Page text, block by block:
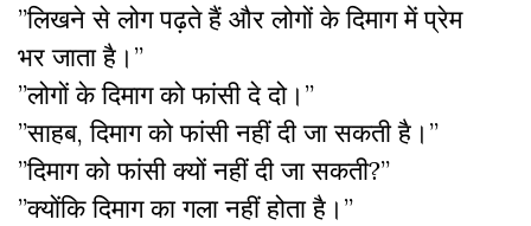
”लिखने से लोग पढ़ते हैं और लोगों के दिमाग में प्रेम
भर जाता है।”
”लोगों के दिमाग को फांसी दे दो।”
”साहब, दिमाग को फांसी नहीं दी जा सकती है।”
”दिमाग को फांसी क्यों नहीं दी जा सकती?”
”क्योंकि दिमाग का गला नहीं होता है।”